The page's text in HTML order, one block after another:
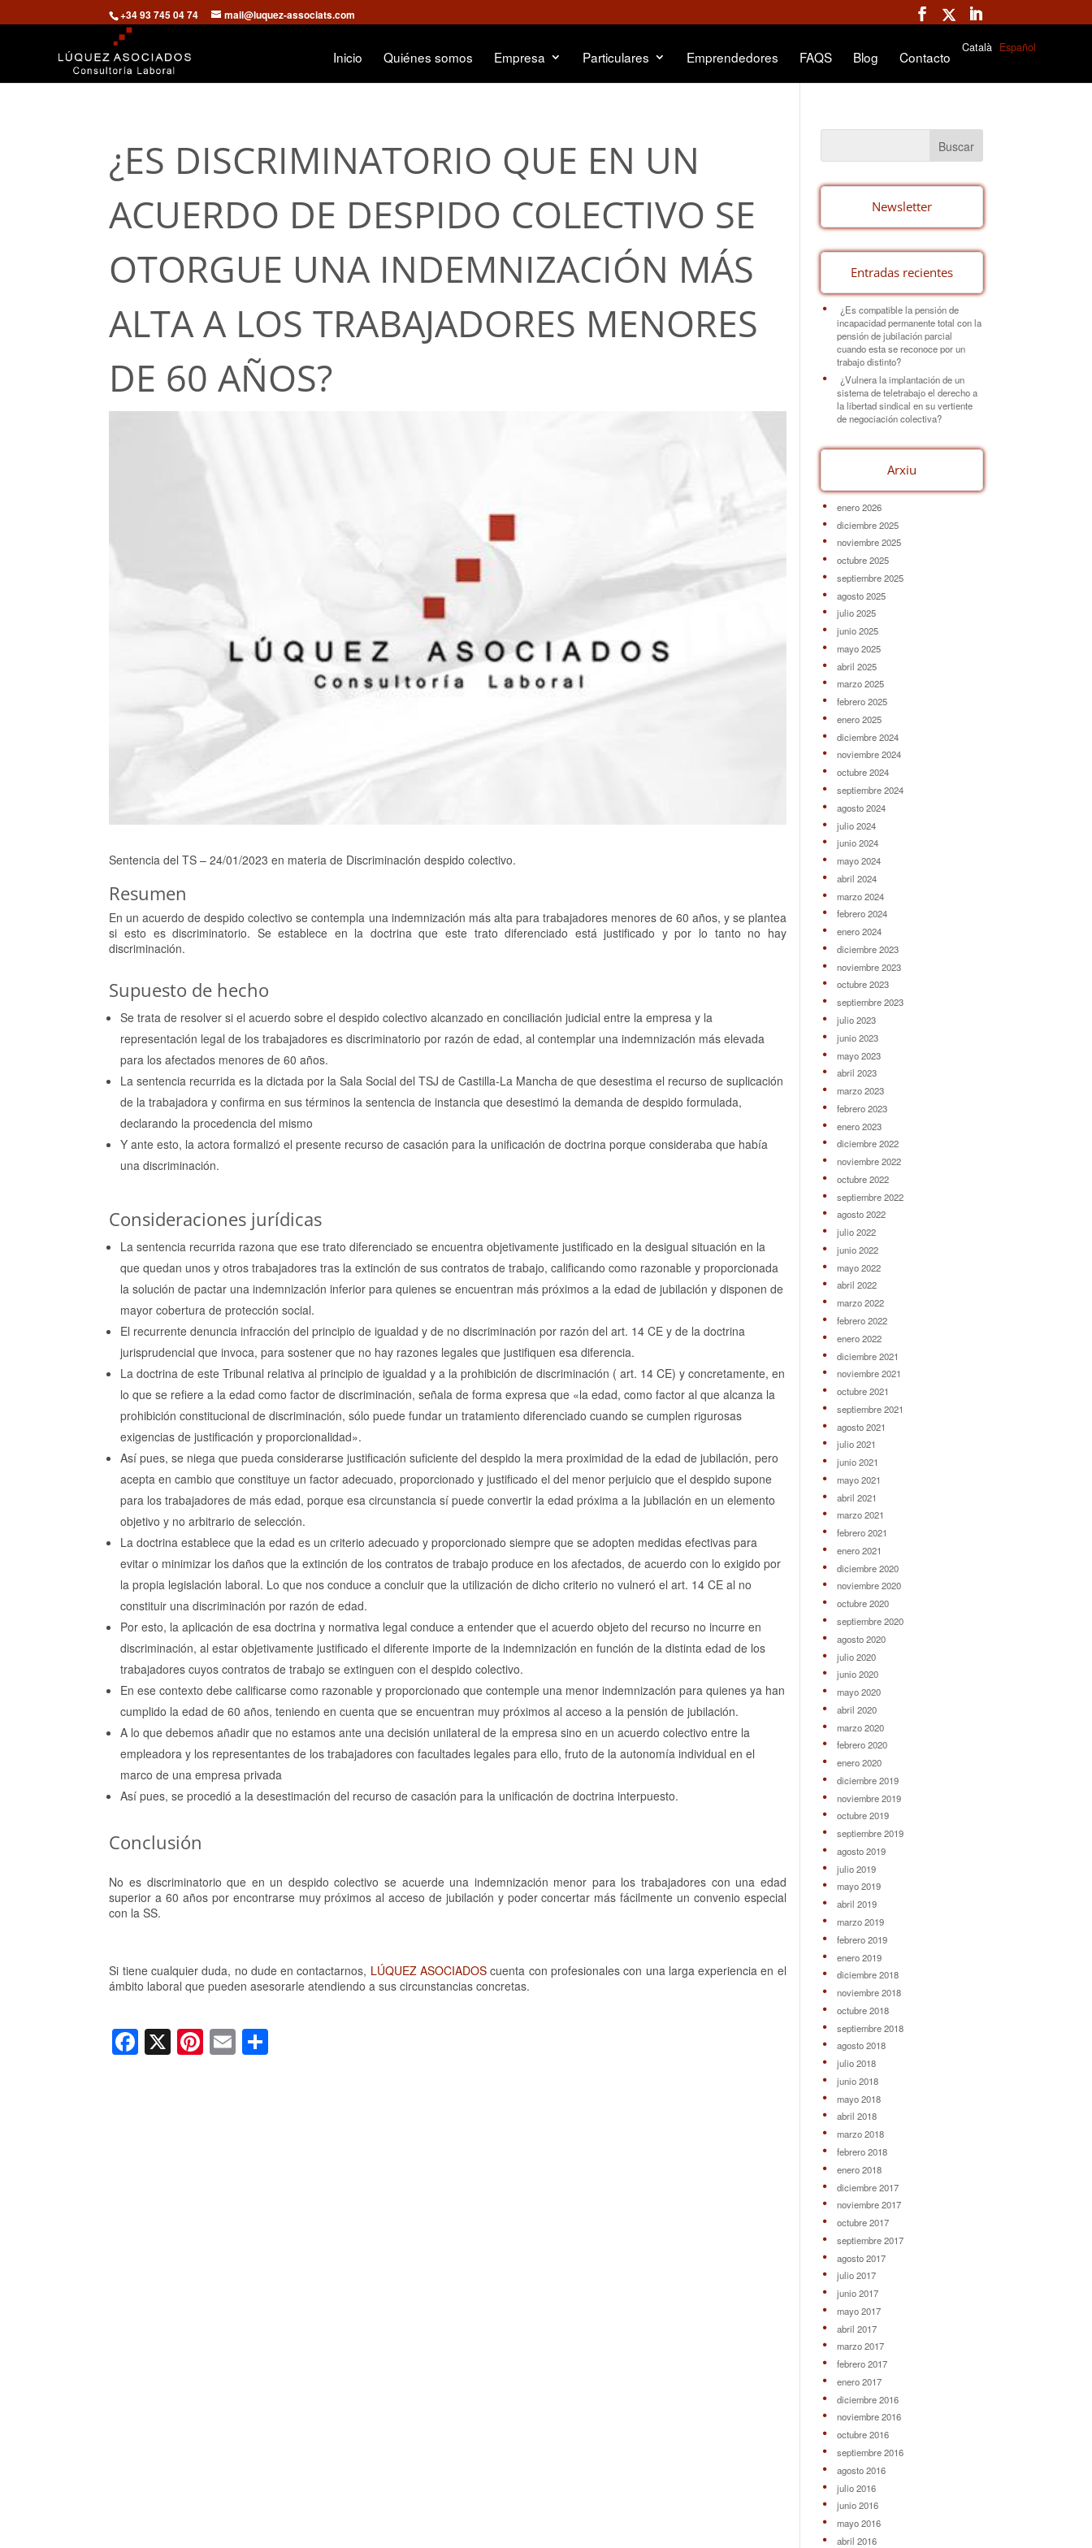
+34 93 745 04 74 mail@luquez-associats.com
Inicio Quiénes somos Empresa Particulares Emprendedores FAQS Blog Contacto
Català Español
¿ES DISCRIMINATORIO QUE EN UN
ACUERDO DE DESPIDO COLECTIVO SE
OTORGUE UNA INDEMNIZACIÓN MÁS
ALTA A LOS TRABAJADORES MENORES
DE 60 AÑOS?
Sentencia del TS – 24/01/2023 en materia de Discriminación despido colectivo.
Resumen
En un acuerdo de despido colectivo se contempla una indemnización más alta para trabajadores menores de 60 años, y se plantea
si esto es discriminatorio. Se establece en la doctrina que este trato diferenciado está justificado y por lo tanto no hay
discriminación.
Supuesto de hecho
Se trata de resolver si el acuerdo sobre el despido colectivo alcanzado en conciliación judicial entre la empresa y la
representación legal de los trabajadores es discriminatorio por razón de edad, al contemplar una indemnización más elevada
para los afectados menores de 60 años.
La sentencia recurrida es la dictada por la Sala Social del TSJ de Castilla-La Mancha de que desestima el recurso de suplicación
de la trabajadora y confirma en sus términos la sentencia de instancia que desestimó la demanda de despido formulada,
declarando la procedencia del mismo
Y ante esto, la actora formalizó el presente recurso de casación para la unificación de doctrina porque consideraba que había
una discriminación.
Consideraciones jurídicas
La sentencia recurrida razona que ese trato diferenciado se encuentra objetivamente justificado en la desigual situación en la
que quedan unos y otros trabajadores tras la extinción de sus contratos de trabajo, calificando como razonable y proporcionada
la solución de pactar una indemnización inferior para quienes se encuentran más próximos a la edad de jubilación y disponen de
mayor cobertura de protección social.
El recurrente denuncia infracción del principio de igualdad y de no discriminación por razón del art. 14 CE y de la doctrina
jurisprudencial que invoca, para sostener que no hay razones legales que justifiquen esa diferencia.
La doctrina de este Tribunal relativa al principio de igualdad y a la prohibición de discriminación ( art. 14 CE) y concretamente, en
lo que se refiere a la edad como factor de discriminación, señala de forma expresa que «la edad, como factor al que alcanza la
prohibición constitucional de discriminación, sólo puede fundar un tratamiento diferenciado cuando se cumplen rigurosas
exigencias de justificación y proporcionalidad».
Así pues, se niega que pueda considerarse justificación suficiente del despido la mera proximidad de la edad de jubilación, pero
acepta en cambio que constituye un factor adecuado, proporcionado y justificado el del menor perjuicio que el despido supone
para los trabajadores de más edad, porque esa circunstancia sí puede convertir la edad próxima a la jubilación en un elemento
objetivo y no arbitrario de selección.
La doctrina establece que la edad es un criterio adecuado y proporcionado siempre que se adopten medidas efectivas para
evitar o minimizar los daños que la extinción de los contratos de trabajo produce en los afectados, de acuerdo con lo exigido por
la propia legislación laboral. Lo que nos conduce a concluir que la utilización de dicho criterio no vulneró el art. 14 CE al no
constituir una discriminación por razón de edad.
Por esto, la aplicación de esa doctrina y normativa legal conduce a entender que el acuerdo objeto del recurso no incurre en
discriminación, al estar objetivamente justificado el diferente importe de la indemnización en función de la distinta edad de los
trabajadores cuyos contratos de trabajo se extinguen con el despido colectivo.
En ese contexto debe calificarse como razonable y proporcionado que contemple una menor indemnización para quienes ya han
cumplido la edad de 60 años, teniendo en cuenta que se encuentran muy próximos al acceso a la pensión de jubilación.
A lo que debemos añadir que no estamos ante una decisión unilateral de la empresa sino en un acuerdo colectivo entre la
empleadora y los representantes de los trabajadores con facultades legales para ello, fruto de la autonomía individual en el
marco de una empresa privada
Así pues, se procedió a la desestimación del recurso de casación para la unificación de doctrina interpuesto.
Conclusión
No es discriminatorio que en un despido colectivo se acuerde una indemnización menor para los trabajadores con una edad
superior a 60 años por encontrarse muy próximos al acceso de jubilación y poder concertar más fácilmente un convenio especial
con la SS.
Si tiene cualquier duda, no dude en contactarnos, LÚQUEZ ASOCIADOS cuenta con profesionales con una larga experiencia en el
ámbito laboral que pueden asesorarle atendiendo a sus circunstancias concretas.
F X Pi E
Newsletter
Entradas recientes
¿Es compatible la pensión de
incapacidad permanente total con la
pensión de jubilación parcial
cuando esta se reconoce por un
trabajo distinto?
¿Vulnera la implantación de un
sistema de teletrabajo el derecho a
la libertad sindical en su vertiente
de negociación colectiva?
Arxiu
enero 2026
diciembre 2025
noviembre 2025
octubre 2025
septiembre 2025
agosto 2025
julio 2025
junio 2025
mayo 2025
abril 2025
marzo 2025
febrero 2025
enero 2025
diciembre 2024
noviembre 2024
octubre 2024
septiembre 2024
agosto 2024
julio 2024
junio 2024
mayo 2024
abril 2024
marzo 2024
febrero 2024
enero 2024
diciembre 2023
noviembre 2023
octubre 2023
septiembre 2023
julio 2023
junio 2023
mayo 2023
abril 2023
marzo 2023
febrero 2023
enero 2023
diciembre 2022
noviembre 2022
octubre 2022
septiembre 2022
agosto 2022
julio 2022
junio 2022
mayo 2022
abril 2022
marzo 2022
febrero 2022
enero 2022
diciembre 2021
noviembre 2021
octubre 2021
septiembre 2021
agosto 2021
julio 2021
junio 2021
mayo 2021
abril 2021
marzo 2021
febrero 2021
enero 2021
diciembre 2020
noviembre 2020
octubre 2020
septiembre 2020
agosto 2020
julio 2020
junio 2020
mayo 2020
abril 2020
marzo 2020
febrero 2020
enero 2020
diciembre 2019
noviembre 2019
octubre 2019
septiembre 2019
agosto 2019
julio 2019
mayo 2019
abril 2019
marzo 2019
febrero 2019
enero 2019
diciembre 2018
noviembre 2018
octubre 2018
septiembre 2018
agosto 2018
julio 2018
junio 2018
mayo 2018
abril 2018
marzo 2018
febrero 2018
enero 2018
diciembre 2017
noviembre 2017
octubre 2017
septiembre 2017
agosto 2017
julio 2017
junio 2017
mayo 2017
abril 2017
marzo 2017
febrero 2017
enero 2017
diciembre 2016
noviembre 2016
octubre 2016
septiembre 2016
agosto 2016
julio 2016
junio 2016
mayo 2016
abril 2016